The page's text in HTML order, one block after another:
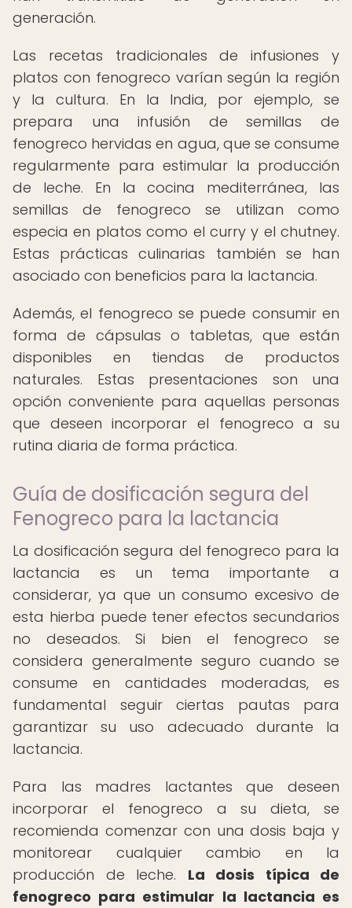
generación.
Las recetas tradicionales de infusiones y
platos con fenogreco varían según la región
y la cultura. En la India, por ejemplo, se
prepara una infusión de semillas de
fenogreco hervidas en agua, que se consume
regularmente para estimular la producción
de leche. En la cocina mediterránea, las
semillas de fenogreco se utilizan como
especia en platos como el curry y el chutney.
Estas prácticas culinarias también se han
asociado con beneficios para la lactancia.
Además, el fenogreco se puede consumir en
forma de cápsulas o tabletas, que están
disponibles en tiendas de productos
naturales. Estas presentaciones son una
opción conveniente para aquellas personas
que deseen incorporar el fenogreco a su
rutina diaria de forma práctica.
Guía de dosificación segura del
Fenogreco para la lactancia
La dosificación segura del fenogreco para la
lactancia es un tema importante a
considerar, ya que un consumo excesivo de
esta hierba puede tener efectos secundarios
no deseados. Si bien el fenogreco se
considera generalmente seguro cuando se
consume en cantidades moderadas, es
fundamental seguir ciertas pautas para
garantizar su uso adecuado durante la
lactancia.
Para las madres lactantes que deseen
incorporar el fenogreco a su dieta, se
recomienda comenzar con una dosis baja y
monitorear cualquier cambio en la
producción de leche. La dosis típica de
fenogreco para estimular la lactancia es